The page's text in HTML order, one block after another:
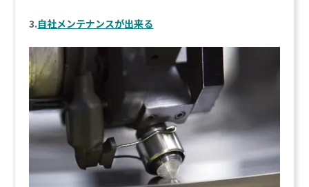
3.自社メンテナンスが出来る